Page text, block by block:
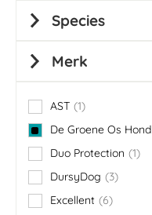
Species
Merk
AST 1
item
De Groene Os Hond
Duo Protection
1
item
DursyDog
3
items
Excellent
6
items